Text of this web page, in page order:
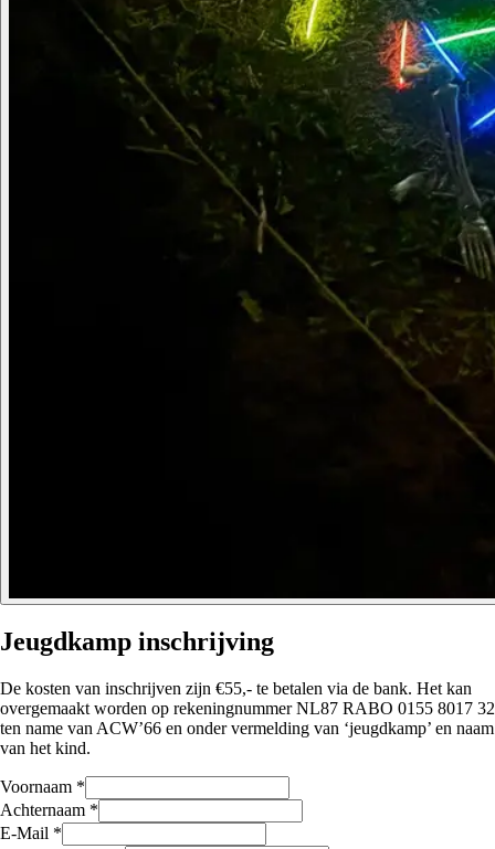
Jeugdkamp inschrijving
De kosten van inschrijven zijn €55,- te betalen via de bank. Het kan
overgemaakt worden op rekeningnummer NL87 RABO 0155 8017 32
ten name van ACW’66 en onder vermelding van ‘jeugdkamp’ en naam
van het kind.
Voornaam *
Achternaam *
E-Mail *